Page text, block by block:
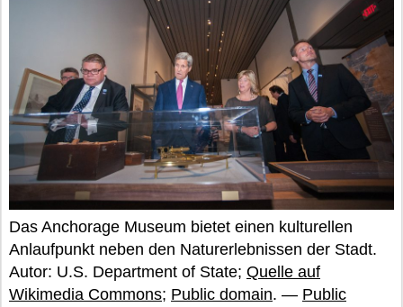
Das Anchorage Museum bietet einen kulturellen
Anlaufpunkt neben den Naturerlebnissen der Stadt.
Autor: U.S. Department of State; Quelle auf
Wikimedia Commons; Public domain. — Public